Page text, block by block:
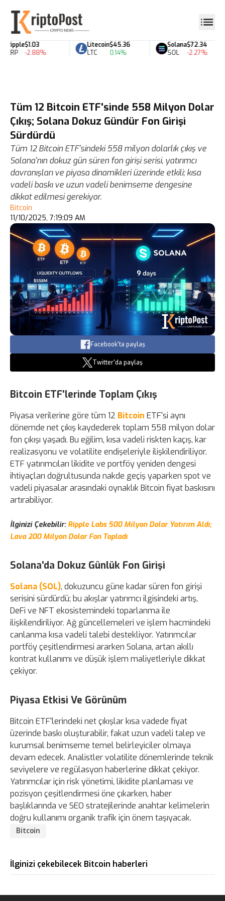
Ripple
XRP
$1.03
-2.88%
Litecoin
LTC
$45.36
0.14%
Solana
SOL
$72.34
-2.27%
Tüm 12 Bitcoin ETF'sinde 558 Milyon Dolar
Çıkış; Solana Dokuz Gündür Fon Girişi
Sürdürdü
Tüm 12 Bitcoin ETF'sindeki 558 milyon dolarlık çıkış ve
Solana'nın dokuz gün süren fon girişi serisi, yatırımcı
davranışları ve piyasa dinamikleri üzerinde etkili; kısa
vadeli baskı ve uzun vadeli benimseme dengesine
dikkat edilmesi gerekiyor.
Bitcoin
11/10/2025, 7:19:09 AM
Facebook'ta paylaş
Twitter'da paylaş
Bitcoin ETF'lerinde Toplam Çıkış
Piyasa verilerine göre tüm 12 Bitcoin ETF'si aynı
dönemde net çıkış kaydederek toplam 558 milyon dolar
fon çıkışı yaşadı. Bu eğilim, kısa vadeli riskten kaçış, kar
realizasyonu ve volatilite endişeleriyle ilişkilendiriliyor.
ETF yatırımcıları likidite ve portföy yeniden dengesi
ihtiyaçları doğrultusunda nakde geçiş yaparken spot ve
vadeli piyasalar arasındaki oynaklık Bitcoin fiyat baskısını
artırabiliyor.
İlginizi Çekebilir:Ripple Labs 500 Milyon Dolar Yatırım Aldı;
Lava 200 Milyon Dolar Fon Topladı
Solana'da Dokuz Günlük Fon Girişi
Solana (SOL), dokuzuncu güne kadar süren fon girişi
serisini sürdürdü; bu akışlar yatırımcı ilgisindeki artış,
DeFi ve NFT ekosistemindeki toparlanma ile
ilişkilendiriliyor. Ağ güncellemeleri ve işlem hacmindeki
canlanma kısa vadeli talebi destekliyor. Yatırımcılar
portföy çeşitlendirmesi ararken Solana, artan akıllı
kontrat kullanımı ve düşük işlem maliyetleriyle dikkat
çekiyor.
Piyasa Etkisi Ve Görünüm
Bitcoin ETF'lerindeki net çıkışlar kısa vadede fiyat
üzerinde baskı oluşturabilir, fakat uzun vadeli talep ve
kurumsal benimseme temel belirleyiciler olmaya
devam edecek. Analistler volatilite dönemlerinde teknik
seviyelere ve regülasyon haberlerine dikkat çekiyor.
Yatırımcılar için risk yönetimi, likidite planlaması ve
pozisyon çeşitlendirmesi öne çıkarken, haber
başlıklarında ve SEO stratejilerinde anahtar kelimelerin
doğru kullanımı organik trafik için önem taşıyacak.
Bitcoin
İlginizi çekebilecek Bitcoin haberleri